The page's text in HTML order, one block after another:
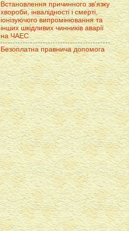
Встановлення причинного зв'язку
хвороби, інвалідності і смерті,
іонізуючого випромінювання та
інших шкідливих чинників аварії
на ЧАЕС
Безоплатна правнича допомога